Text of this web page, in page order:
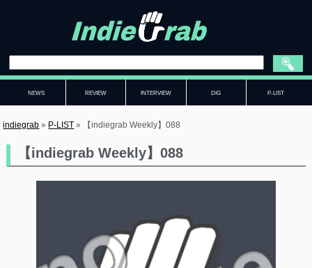
NEWS REVIEW INTERVIEW DIG P-LIST
indiegrab » P-LIST » 【indiegrab Weekly】088
【indiegrab Weekly】088